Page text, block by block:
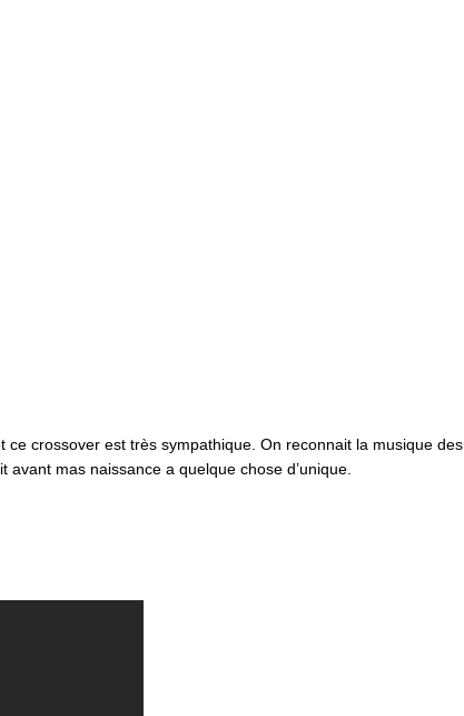
ce crossover est très sympathique. On reconnait la musique des
avant mas naissance a quelque chose d’unique.